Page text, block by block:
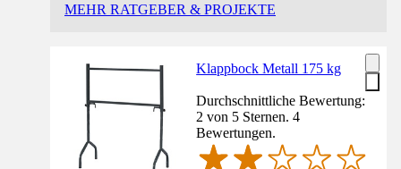
MEHR RATGEBER & PROJEKTE
Klappbock Metall 175 kg
Durchschnittliche Bewertung:
2 von 5 Sternen. 4
Bewertungen.